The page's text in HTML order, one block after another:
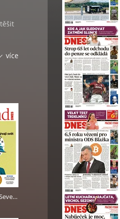
více
Víkend DNES Severní Čechy - 25.5.2024